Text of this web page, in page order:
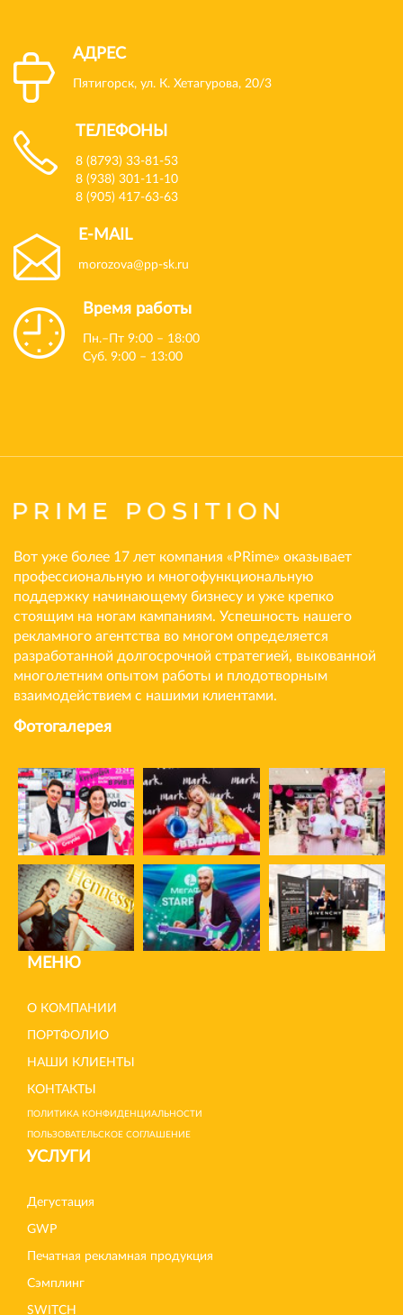
АДРЕС
Пятигорск, ул. К. Хетагурова, 20/3
ТЕЛЕФОНЫ
8 (8793) 33-81-53
8 (938) 301-11-10
8 (905) 417-63-63
E-MAIL
morozova@pp-sk.ru
Время работы
Пн.–Пт 9:00 – 18:00
Суб. 9:00 – 13:00
Вот уже более 17 лет компания «PRime» оказывает
профессиональную и многофункциональную
поддержку начинающему бизнесу и уже крепко
стоящим на ногам кампаниям. Успешность нашего
рекламного агентства во многом определяется
разработанной долгосрочной стратегией, выкованной
многолетним опытом работы и плодотворным
взаимодействием с нашими клиентами.
Фотогалерея
МЕНЮ
О КОМПАНИИ
ПОРТФОЛИО
НАШИ КЛИЕНТЫ
КОНТАКТЫ
ПОЛИТИКА КОНФИДЕНЦИАЛЬНОСТИ
ПОЛЬЗОВАТЕЛЬСКОЕ СОГЛАШЕНИЕ
УСЛУГИ
Дегустация
GWP
Печатная рекламная продукция
Сэмплинг
SWITCH